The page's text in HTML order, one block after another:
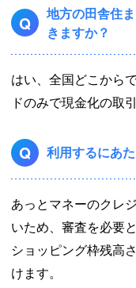
Q
地方の田舎住
きますか？
はい、全国どこから
ドのみで現金化の取
Q 利用するにあ
あっとマネーのクレ
いため、審査を必要
ショッピング枠残高
けます。